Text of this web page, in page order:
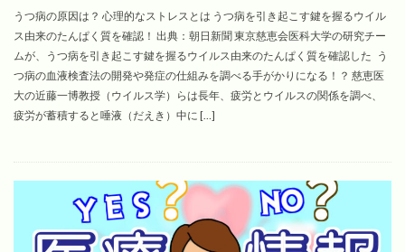
うつ病の原因は？ 心理的なストレスとは うつ病を引き起こす鍵を握るウイル
ス由来のたんぱく質を確認！ 出典：朝日新聞 東京慈恵会医科大学の研究チー
ムが、うつ病を引き起こす鍵を握るウイルス由来のたんぱく質を確認した う
つ病の血液検査法の開発や発症の仕組みを調べる手がかりになる！？ 慈恵医
大の近藤一博教授（ウイルス学）らは長年、疲労とウイルスの関係を調べ、
疲労が蓄積すると唾液（だえき）中に […]